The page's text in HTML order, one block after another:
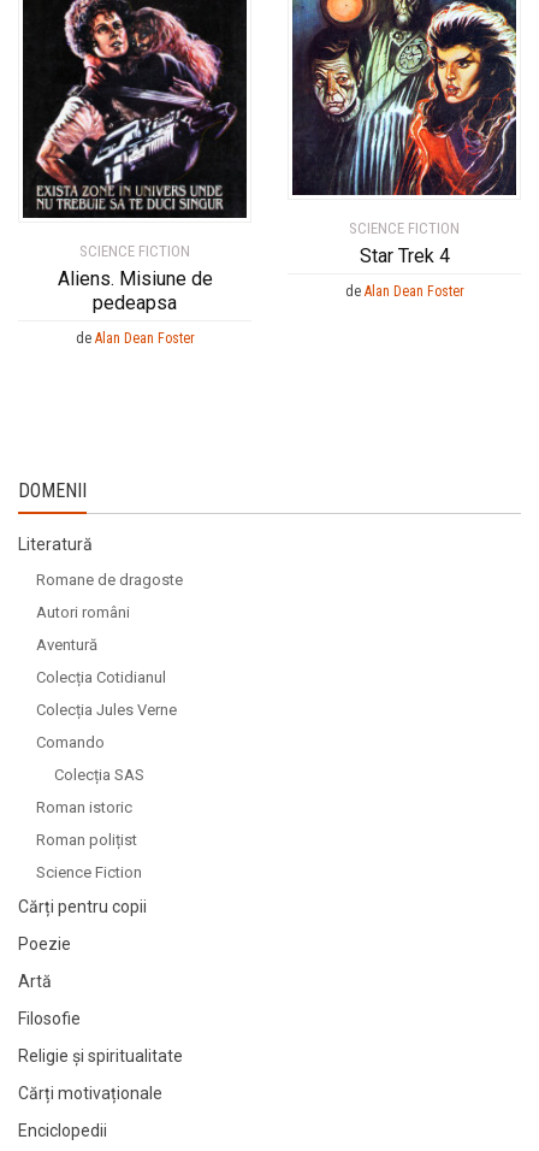
SCIENCE FICTION
Aliens. Misiune de
pedeapsa
de Alan Dean Foster
SCIENCE FICTION
Star Trek 4
de Alan Dean Foster
DOMENII
Literatură
Romane de dragoste
Autori români
Aventură
Colecția Cotidianul
Colecția Jules Verne
Comando
Colecția SAS
Roman istoric
Roman polițist
Science Fiction
Cărți pentru copii
Poezie
Artă
Filosofie
Religie și spiritualitate
Cărți motivaționale
Enciclopedii